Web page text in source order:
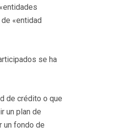
«entidad
se ha
de crédito o que
un plan de
un fondo de